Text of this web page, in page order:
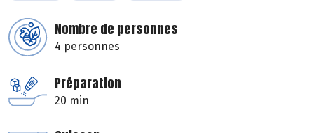
Nombre de personnes
4 personnes
Préparation
20 min